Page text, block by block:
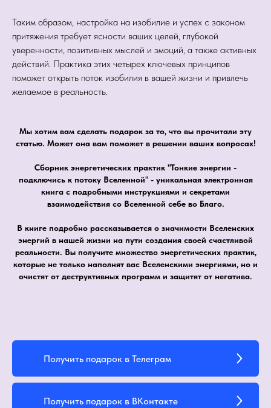
Таким образом, настройка на изобилие и успех с законом
притяжения требует ясности ваших целей, глубокой
уверенности, позитивных мыслей и эмоций, а также активных
действий. Практика этих четырех ключевых принципов
поможет открыть поток изобилия в вашей жизни и привлечь
желаемое в реальность.
Мы хотим вам сделать подарок за то, что вы прочитали эту
статью. Может она вам поможет в решении ваших вопросах!
Сборник энергетических практик "Тонкие энергии -
подключись к потоку Вселенной" - уникальная электронная
книга с подробными инструкциями и секретами
взаимодействия со Вселенной себе во Благо.
В книге подробно рассказывается о значимости Вселенских
энергий в нашей жизни на пути создания своей счастливой
реальности. Вы получите множество энергетических практик,
которые не только наполнят вас Вселенскими энергиями, но и
очистят от деструктивных программ и защитят от негатива.
Получить подарок в Телеграм
Получить подарок в ВКонтакте